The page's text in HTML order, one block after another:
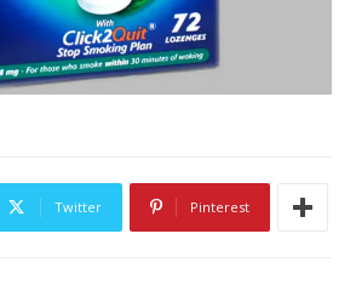
Twitter Pinterest